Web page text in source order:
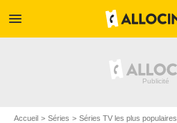
menu
Accueil Séries Séries TV les plus populaires